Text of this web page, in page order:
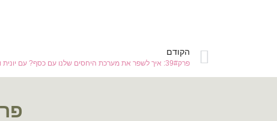
הקודם
פרק39#: איך לשפר את מערכת היחסים שלנו עם כסף? עם יונית ורבר